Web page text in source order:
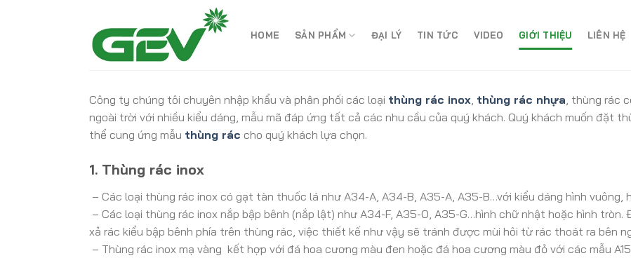
HOME SẢN PHẨM ĐẠI LÝ TIN TỨC VIDEO GIỚI THIỆU LIÊN HỆ
Công ty chúng tôi chuyên nhập khẩu và phân phối các loại thùng rác inox, thùng rác nhựa, thùng rác
ngoài trời với nhiều kiểu dáng, mẫu mã đáp ứng tất cả các nhu cầu của quý khách. Quý khách muốn đặt
thể cung ứng mẫu thùng rác cho quý khách lựa chọn.
1. Thùng rác inox
– Các loại thùng rác inox có gạt tàn thuốc lá như A34-A, A34-B, A35-A, A35-B…với kiểu dáng hình vuông,
– Các loại thùng rác inox nắp bập bênh (nắp lật) như A34-F, A35-O, A35-G…hình chữ nhật hoặc hình
xả rác kiểu bập bênh phía trên thùng rác, việc thiết kế như vậy sẽ tránh được mùi hôi từ rác thoát ra bên
– Thùng rác inox mạ vàng kết hợp với đá hoa cương màu đen hoặc đá hoa cương màu đỏ với các mẫu